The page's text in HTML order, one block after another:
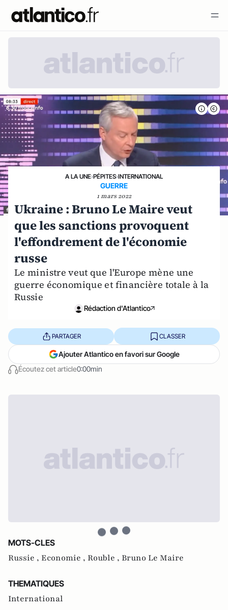
A LA UNE›PÉPITES›INTERNATIONAL
GUERRE
1 mars 2022
Ukraine : Bruno Le Maire veut
que les sanctions provoquent
l'effondrement de l'économie
russe
Le ministre veut que l'Europe mène une
guerre économique et financière totale à la
Russie
Rédaction d'Atlantico
Écoutez cet article0:00min
PARTAGER CLASSER
Ajouter Atlantico en favori sur Google
MOTS-CLES
Russie , Economie , Rouble , Bruno Le Maire
THEMATIQUES
International